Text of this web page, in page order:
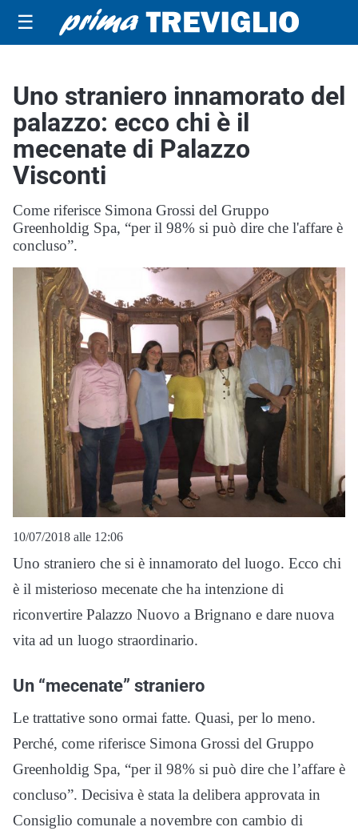
☰
Uno straniero innamorato del
palazzo: ecco chi è il
mecenate di Palazzo
Visconti
Come riferisce Simona Grossi del Gruppo
Greenholdig Spa, “per il 98% si può dire che l'affare è
concluso”.
10/07/2018 alle 12:06
Uno straniero che si è innamorato del luogo. Ecco chi
è il misterioso mecenate che ha intenzione di
riconvertire Palazzo Nuovo a Brignano e dare nuova
vita ad un luogo straordinario.
Un “mecenate” straniero
Le trattative sono ormai fatte. Quasi, per lo meno.
Perché, come riferisce Simona Grossi del Gruppo
Greenholdig Spa, “per il 98% si può dire che l’affare è
concluso”. Decisiva è stata la delibera approvata in
Consiglio comunale a novembre con cambio di